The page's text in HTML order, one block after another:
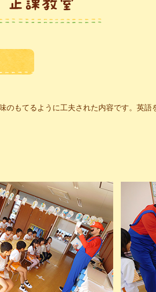
もてるように工夫された内容です。英語